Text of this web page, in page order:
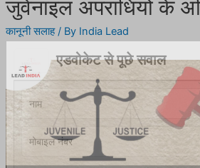
जुवेनाइल अपराधियों के
कानूनी सलाह/ By India Lead
एडवोकेट से पूछे सवाल